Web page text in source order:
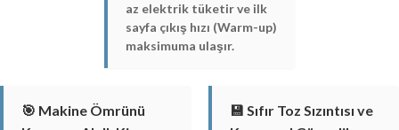
az elektrik tüketir ve ilk
sayfa çıkış hızı (Warm-up)
maksimuma ulaşır.
🎯 Makine Ömrünü
💾 Sıfır Toz Sızıntısı ve